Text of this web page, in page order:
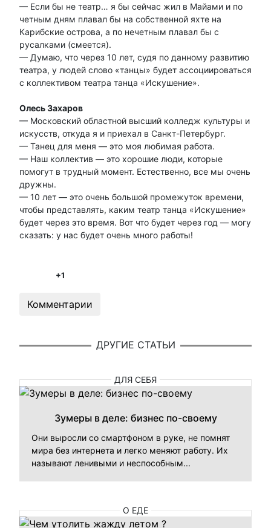
— Если бы не театр… я бы сейчас жил в Майами и по
четным дням плавал бы на собственной яхте на
Карибские острова, а по нечетным плавал бы с
русалками (смеется).
— Думаю, что через 10 лет, судя по данному развитию
театра, у людей слово «танцы» будет ассоциироваться
с коллективом театра танца «Искушение».
Олесь Захаров
— Московский областной высший колледж культуры и
искусств, откуда я и приехал в Санкт-Петербург.
— Танец для меня — это моя любимая работа.
— Наш коллектив — это хорошие люди, которые
помогут в трудный момент. Естественно, все мы очень
дружны.
— 10 лет — это очень большой промежуток времени,
чтобы представлять, каким театр танца «Искушение»
будет через это время. Вот что будет через год — могу
сказать: у нас будет очень много работы!
+1
Комментарии
ДРУГИЕ СТАТЬИ
ДЛЯ СЕБЯ
Зумеры в деле: бизнес по-своему
Они выросли со смартфоном в руке, не помнят
мира без интернета и легко меняют работу. Их
называют ленивыми и неспособным...
О ЕДЕ